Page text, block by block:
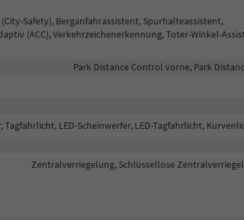
Safety), Berganfahrassistent, Spurhalteassistent,
(ACC), Verkehrzeichenerkennung, Toter-Winkel-
Park Distance Control vorne, Park
Tagfahrlicht, LED-Scheinwerfer, LED-Tagfahrlicht,
Zentralverriegelung, Schlüssellose